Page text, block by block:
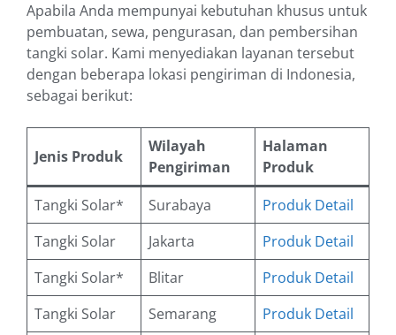
Apabila Anda mempunyai kebutuhan khusus untuk
pembuatan, sewa, pengurasan, dan pembersihan
tangki solar. Kami menyediakan layanan tersebut
dengan beberapa lokasi pengiriman di Indonesia,
sebagai berikut:
Jenis Produk
Wilayah
Pengiriman
Halaman
Produk
Tangki Solar*
Surabaya
Produk Detail
Tangki Solar
Jakarta
Produk Detail
Tangki Solar*
Blitar
Produk Detail
Tangki Solar
Semarang
Produk Detail